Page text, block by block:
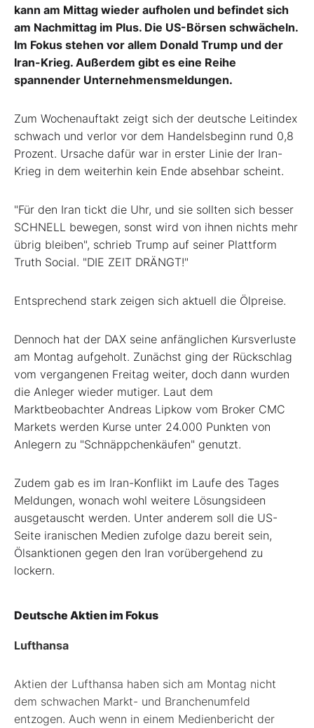
kann am Mittag wieder aufholen und befindet sich
am Nachmittag im Plus. Die US-Börsen schwächeln.
Im Fokus stehen vor allem Donald Trump und der
Iran-Krieg. Außerdem gibt es eine Reihe
spannender Unternehmensmeldungen.
Zum Wochenauftakt zeigt sich der deutsche Leitindex
schwach und verlor vor dem Handelsbeginn rund 0,8
Prozent. Ursache dafür war in erster Linie der Iran-
Krieg in dem weiterhin kein Ende absehbar scheint.
"Für den Iran tickt die Uhr, und sie sollten sich besser
SCHNELL bewegen, sonst wird von ihnen nichts mehr
übrig bleiben", schrieb Trump auf seiner Plattform
Truth Social. "DIE ZEIT DRÄNGT!"
Entsprechend stark zeigen sich aktuell die Ölpreise.
Dennoch hat der DAX seine anfänglichen Kursverluste
am Montag aufgeholt. Zunächst ging der Rückschlag
vom vergangenen Freitag weiter, doch dann wurden
die Anleger wieder mutiger. Laut dem
Marktbeobachter Andreas Lipkow vom Broker CMC
Markets werden Kurse unter 24.000 Punkten von
Anlegern zu "Schnäppchenkäufen" genutzt.
Zudem gab es im Iran-Konflikt im Laufe des Tages
Meldungen, wonach wohl weitere Lösungsideen
ausgetauscht werden. Unter anderem soll die US-
Seite iranischen Medien zufolge dazu bereit sein,
Ölsanktionen gegen den Iran vorübergehend zu
lockern.
Deutsche Aktien im Fokus
Lufthansa
Aktien der Lufthansa haben sich am Montag nicht
dem schwachen Markt- und Branchenumfeld
entzogen. Auch wenn in einem Medienbericht der